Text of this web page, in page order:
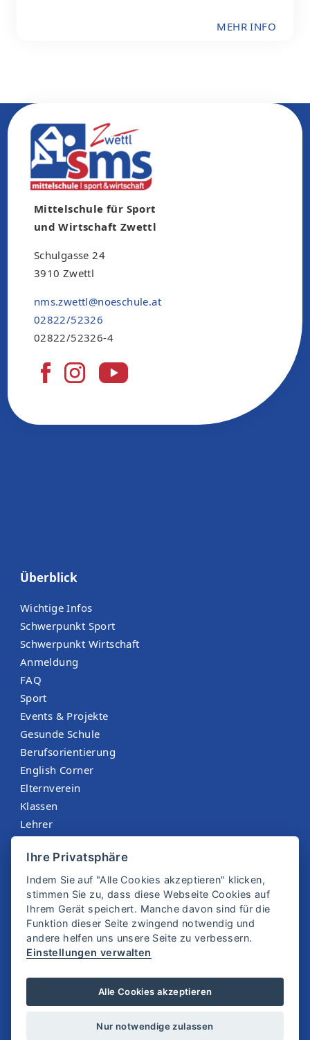
MEHR INFO
Mittelschule für Sport
und Wirtschaft Zwettl
Schulgasse 24
3910 Zwettl
nms.zwettl@noeschule.at
02822/52326
02822/52326-4
Überblick
Wichtige Infos
Schwerpunkt Sport
Schwerpunkt Wirtschaft
Anmeldung
FAQ
Sport
Events & Projekte
Gesunde Schule
Berufsorientierung
English Corner
Elternverein
Klassen
Lehrer
Sokrates
Impressum
Ihre Privatsphäre
Indem Sie auf "Alle Cookies akzeptieren" klicken,
stimmen Sie zu, dass diese Webseite Cookies auf
Ihrem Gerät speichert. Manche davon sind für die
Funktion dieser Seite zwingend notwendig und
andere helfen uns unsere Seite zu verbessern.
Einstellungen verwalten
Alle Cookies akzeptieren
Nur notwendige zulassen